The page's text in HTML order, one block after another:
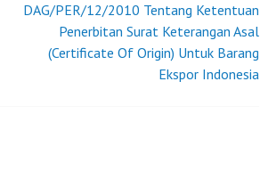
DAG/PER/12/2010 Tentang Ketentuan
Penerbitan Surat Keterangan Asal
(Certificate Of Origin) Untuk Barang
Ekspor Indonesia